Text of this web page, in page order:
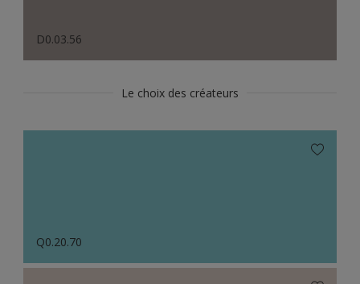
D0.03.56
Le choix des créateurs
Q0.20.70